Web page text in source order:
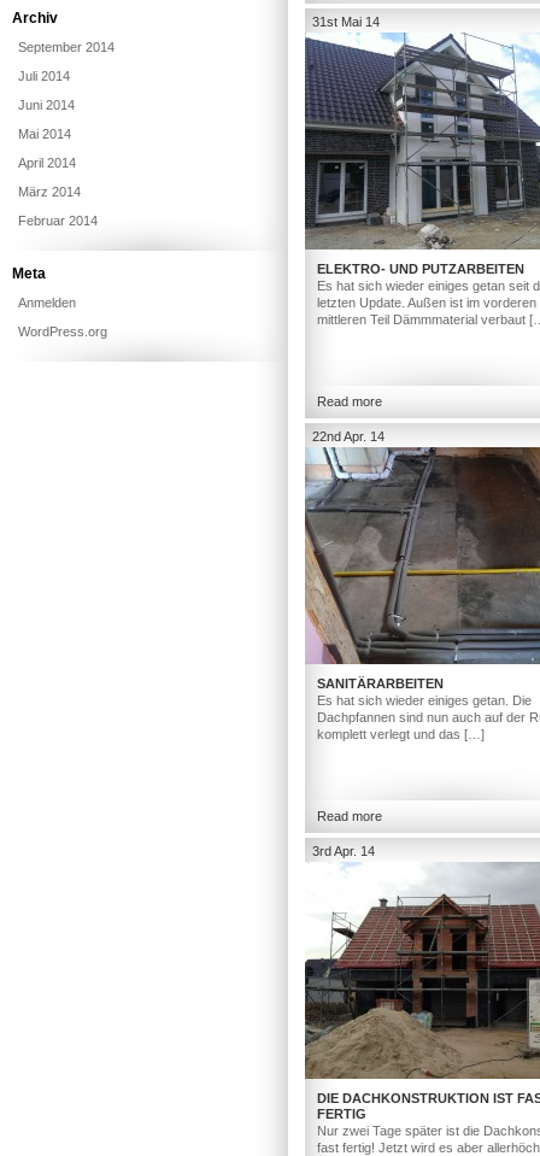
31st Mai 14
ELEKTRO- UND PUTZARBEITEN
Es hat sich wieder einiges getan seit
letzten Update. Außen ist im vorderen
mittleren Teil Dämmmaterial verbaut
Read more
22nd Apr. 14
SANITÄRARBEITEN
Es hat sich wieder einiges getan. Die
Dachpfannen sind nun auch auf der
komplett verlegt und das […]
Read more
3rd Apr. 14
DIE DACHKONSTRUKTION IST
FERTIG
Nur zwei Tage später ist die
fast fertig! Jetzt wird es aber
Archiv
September 2014
Juli 2014
Juni 2014
Mai 2014
April 2014
März 2014
Februar 2014
Meta
Anmelden
WordPress.org